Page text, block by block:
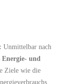
Unmittelbar nach
Energie- und
Ziele wie die